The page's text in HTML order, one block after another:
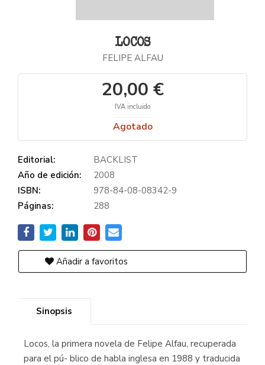
LOCOS
FELIPE ALFAU
20,00 €
IVA incluido
Agotado
Editorial:
BACKLIST
Año de edición:
2008
ISBN:
978-84-08-08342-9
Páginas:
288
Añadir a favoritos
Sinopsis
Locos, la primera novela de Felipe Alfau, recuperada
para el pú- blico de habla inglesa en 1988 y traducida